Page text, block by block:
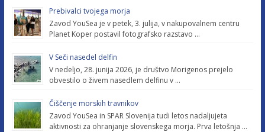
Prebivalci tvojega morja
Zavod YouSea je v petek, 3. julija, v nakupovalnem centru
Planet Koper postavil fotografsko razstavo …
V Seči nasedel delfin
V nedeljo, 28. junija 2026, je društvo Morigenos prejelo
obvestilo o živem nasedlem delfinu v …
Čiščenje morskih travnikov
Zavod YouSea in SPAR Slovenija tudi letos nadaljujeta
aktivnosti za ohranjanje slovenskega morja. Prva letošnja …